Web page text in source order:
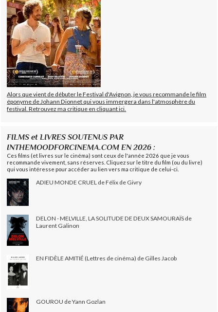
Alors que vient de débuter le Festival d'Avignon, je vous recommande le film
éponyme de Johann Dionnet qui vous immergera dans l'atmosphère du
festival. Retrouvez ma critique en cliquant ici.
FILMS et LIVRES SOUTENUS PAR
INTHEMOODFORCINEMA.COM EN 2026 :
Ces films (et livres sur le cinéma) sont ceux de l'année 2026 que je vous
recommande vivement, sans réserves. Cliquez sur le titre du film (ou du livre)
qui vous intéresse pour accéder au lien vers ma critique de celui-ci.
ADIEU MONDE CRUEL de Félix de Givry
DELON - MELVILLE, LA SOLITUDE DE DEUX SAMOURAÏS de
Laurent Galinon
EN FIDÈLE AMITIÉ (Lettres de cinéma) de Gilles Jacob
GOUROU de Yann Gozlan